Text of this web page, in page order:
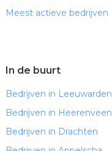
Meest actieve bedrijven
In de buurt
Bedrijven in Leeuwarden
Bedrijven in Heerenveen
Bedrijven in Drachten